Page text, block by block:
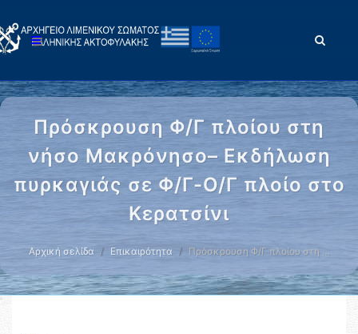
Πρόσκρουση Φ/Γ πλοίου στη
νήσο Μακρόνησο– Εκδήλωση
πυρκαγιάς σε Φ/Γ-Ο/Γ πλοίο στο
Κερατσίνι
Αρχική σελίδα Επικαιρότητα Πρόσκρουση Φ/Γ πλοίου στη …